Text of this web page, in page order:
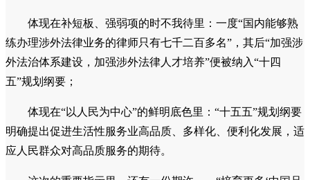
体现在补短板、强弱项的时不我待里：一度“国内能够熟
练办理涉外法律业务的律师只有七千二百多名”，其后“加强涉
外法治体系建设，加强涉外法律人才培养”便被纳入“十四
五”规划纲要；
体现在“以人民为中心”的鲜明底色里：“十五五”规划纲要
明确提出促进生活性服务业高品质、多样化、便利化发展，适
应人民群众对高品质服务的期待。